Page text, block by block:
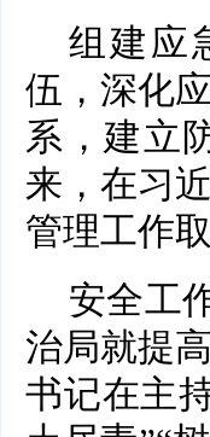
组建应
伍，深化
系，建立
来，在习
管理工作
安全工
治局就提
书记在主